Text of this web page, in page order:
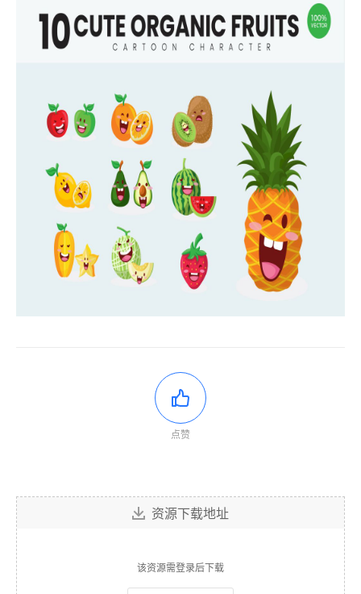
点赞
资源下载地址
该资源需登录后下载